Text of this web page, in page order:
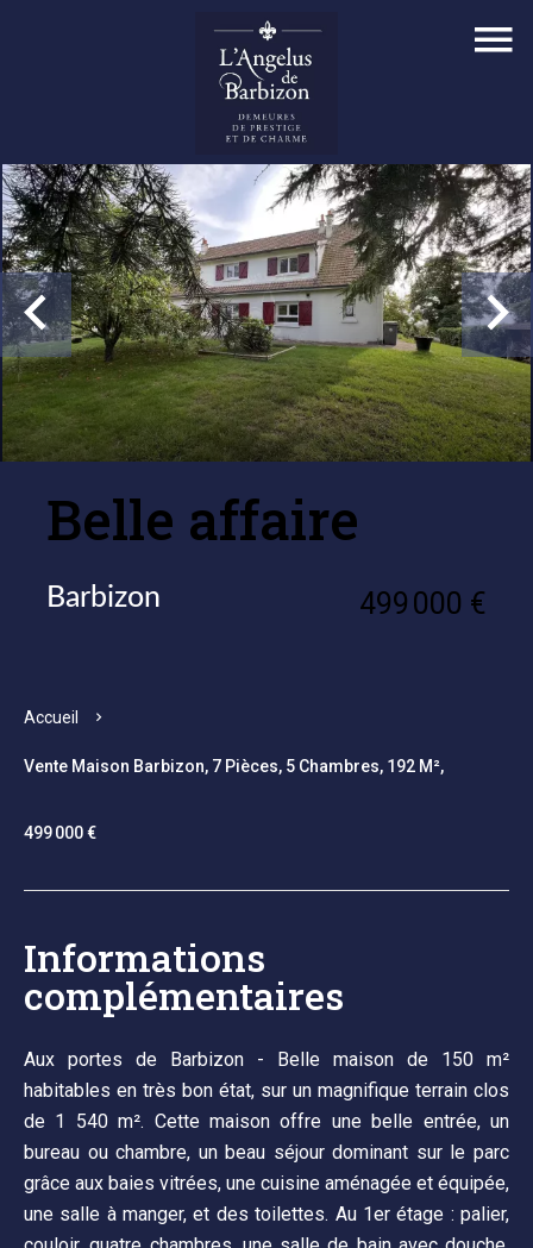
Belle affaire
Barbizon 499 000 €
Accueil
Vente Maison Barbizon, 7 Pièces, 5 Chambres, 192 M²,
499 000 €
Informations
complémentaires
Aux portes de Barbizon - Belle maison de 150 m²
habitables en très bon état, sur un magnifique terrain clos
de 1 540 m². Cette maison offre une belle entrée, un
bureau ou chambre, un beau séjour dominant sur le parc
grâce aux baies vitrées, une cuisine aménagée et équipée,
une salle à manger, et des toilettes. Au 1er étage : palier,